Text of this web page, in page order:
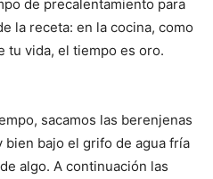
de precalentamiento para
la receta: en la cocina, como
tu vida, el tiempo es oro.
sacamos las berenjenas
bien bajo el grifo de agua fría
algo. A continuación las